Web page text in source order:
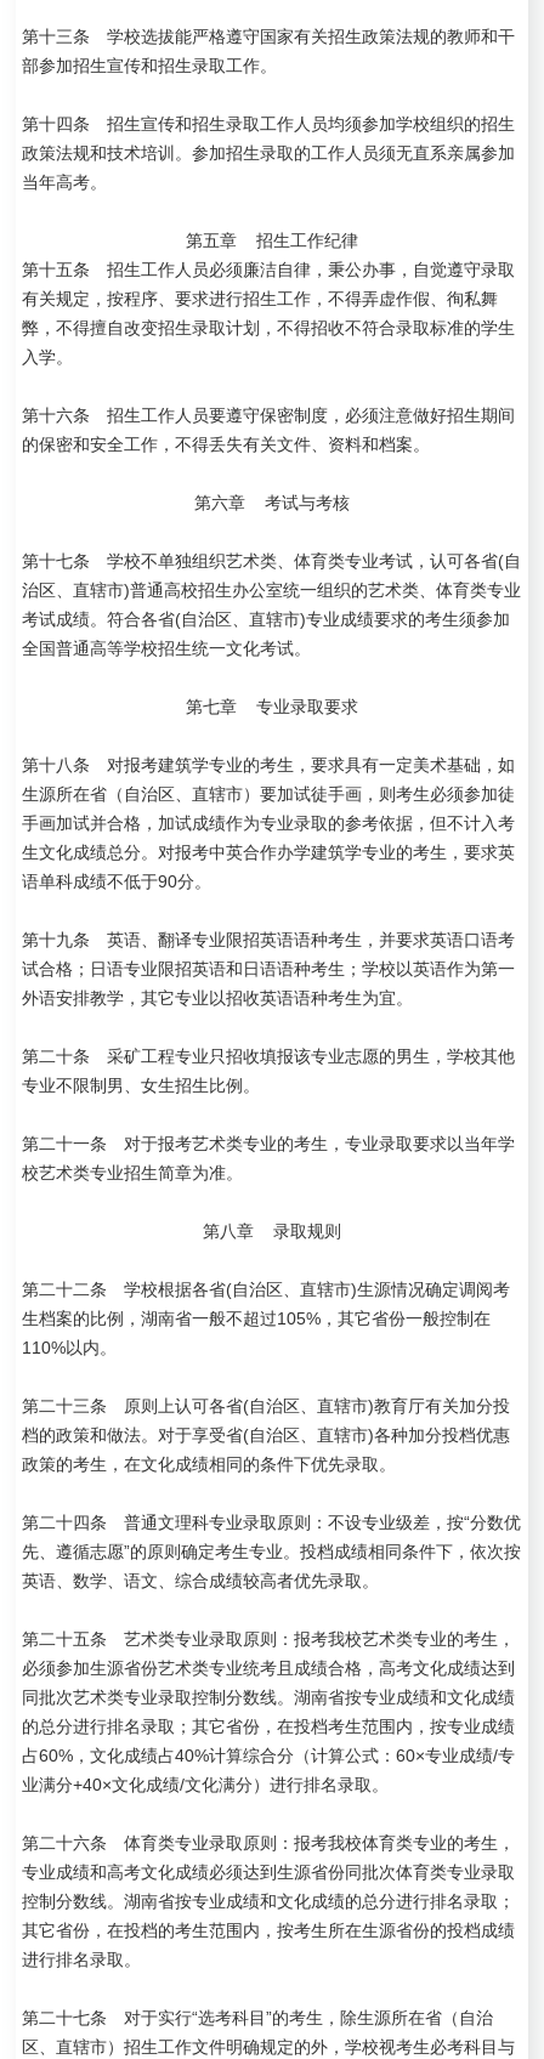
第十三条 学校选拔能严格遵守国家有关招生政策法规的教师和干
部参加招生宣传和招生录取工作。
第十四条 招生宣传和招生录取工作人员均须参加学校组织的招生
政策法规和技术培训。参加招生录取的工作人员须无直系亲属参加
当年高考。
第五章 招生工作纪律
第十五条 招生工作人员必须廉洁自律，秉公办事，自觉遵守录取
有关规定，按程序、要求进行招生工作，不得弄虚作假、徇私舞
弊，不得擅自改变招生录取计划，不得招收不符合录取标准的学生
入学。
第十六条 招生工作人员要遵守保密制度，必须注意做好招生期间
的保密和安全工作，不得丢失有关文件、资料和档案。
第六章 考试与考核
第十七条 学校不单独组织艺术类、体育类专业考试，认可各省(自
治区、直辖市)普通高校招生办公室统一组织的艺术类、体育类专业
考试成绩。符合各省(自治区、直辖市)专业成绩要求的考生须参加
全国普通高等学校招生统一文化考试。
第七章 专业录取要求
第十八条 对报考建筑学专业的考生，要求具有一定美术基础，如
生源所在省（自治区、直辖市）要加试徒手画，则考生必须参加徒
手画加试并合格，加试成绩作为专业录取的参考依据，但不计入考
生文化成绩总分。对报考中英合作办学建筑学专业的考生，要求英
语单科成绩不低于90分。
第十九条 英语、翻译专业限招英语语种考生，并要求英语口语考
试合格；日语专业限招英语和日语语种考生；学校以英语作为第一
外语安排教学，其它专业以招收英语语种考生为宜。
第二十条 采矿工程专业只招收填报该专业志愿的男生，学校其他
专业不限制男、女生招生比例。
第二十一条 对于报考艺术类专业的考生，专业录取要求以当年学
校艺术类专业招生简章为准。
第八章 录取规则
第二十二条 学校根据各省(自治区、直辖市)生源情况确定调阅考
生档案的比例，湖南省一般不超过105%，其它省份一般控制在
110%以内。
第二十三条 原则上认可各省(自治区、直辖市)教育厅有关加分投
档的政策和做法。对于享受省(自治区、直辖市)各种加分投档优惠
政策的考生，在文化成绩相同的条件下优先录取。
第二十四条 普通文理科专业录取原则：不设专业级差，按“分数优
先、遵循志愿”的原则确定考生专业。投档成绩相同条件下，依次按
英语、数学、语文、综合成绩较高者优先录取。
第二十五条 艺术类专业录取原则：报考我校艺术类专业的考生，
必须参加生源省份艺术类专业统考且成绩合格，高考文化成绩达到
同批次艺术类专业录取控制分数线。湖南省按专业成绩和文化成绩
的总分进行排名录取；其它省份，在投档考生范围内，按专业成绩
占60%，文化成绩占40%计算综合分（计算公式：60×专业成绩/专
业满分+40×文化成绩/文化满分）进行排名录取。
第二十六条 体育类专业录取原则：报考我校体育类专业的考生，
专业成绩和高考文化成绩必须达到生源省份同批次体育类专业录取
控制分数线。湖南省按专业成绩和文化成绩的总分进行排名录取；
其它省份，在投档的考生范围内，按考生所在生源省份的投档成绩
进行排名录取。
第二十七条 对于实行“选考科目”的考生，除生源所在省（自治
区、直辖市）招生工作文件明确规定的外，学校视考生必考科目与